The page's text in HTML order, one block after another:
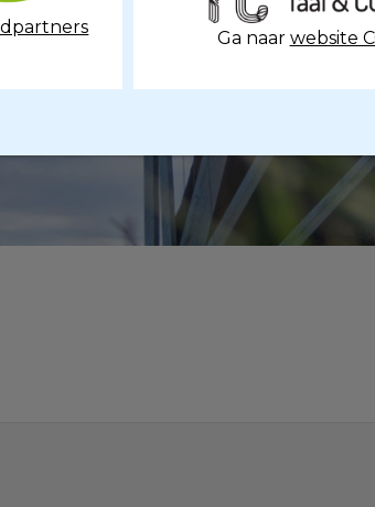
Ga naar website